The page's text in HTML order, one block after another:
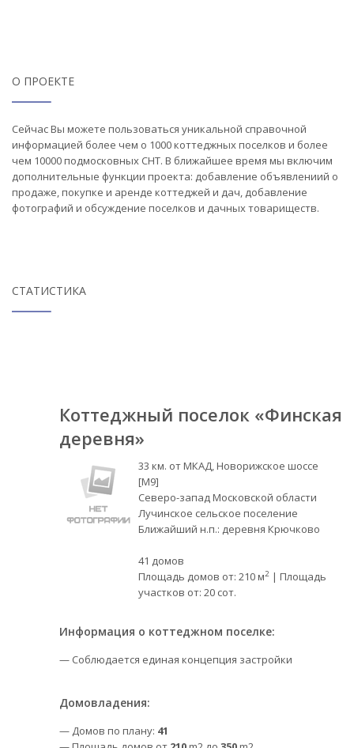
О ПРОЕКТЕ
Сейчас Вы можете пользоваться уникальной справочной
информацией более чем о 1000 коттеджных поселков и более
чем 10000 подмосковных СНТ. В ближайшее время мы включим
дополнительные функции проекта: добавление объявлениий о
продаже, покупке и аренде коттеджей и дач, добавление
фотографий и обсуждение поселков и дачных товариществ.
СТАТИСТИКА
Коттеджный поселок «Финская
деревня»
33 км. от МКАД, Новорижское шоссе
[М9]
Северо-запад Московской области
Лучинское сельское поселение
Ближайший н.п.: деревня Крючково
41 домов
Площадь домов от: 210 м2 | Площадь
участков от: 20 сот.
Информация о коттеджном поселке:
— Соблюдается единая концепция застройки
Домовладения:
— Домов по плану: 41